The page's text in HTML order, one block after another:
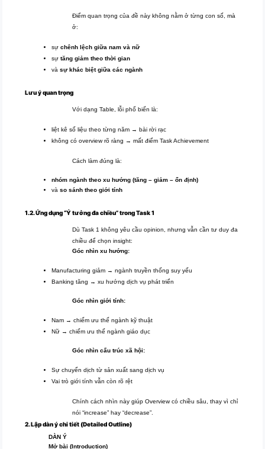
Điểm quan trọng của đề này không nằm ở từng con số, mà
ở:
sựchênh lệch giữa nam và nữ
sựtăng giảm theo thời gian
vàsự khác biệt giữa các ngành
Lưu ý quan trọng
Với dạng Table, lỗi phổ biến là:
liệt kê số liệu theo từng năm → bài rời rạc
không có overview rõ ràng → mất điểm Task Achievement
Cách làm đúng là:
nhóm ngành theo xu hướng (tăng – giảm – ổn định)
vàso sánh theo giới tính
1.2. Ứng dụng “Ý tưởng đa chiều” trong Task 1
Dù Task 1 không yêu cầu opinion, nhưng vẫn cần tư duy đa
chiều để chọn insight:
Góc nhìn xu hướng:
Manufacturing giảm → ngành truyền thống suy yếu
Banking tăng → xu hướng dịch vụ phát triển
Góc nhìn giới tính:
Nam → chiếm ưu thế ngành kỹ thuật
Nữ → chiếm ưu thế ngành giáo dục
Góc nhìn cấu trúc xã hội:
Sự chuyển dịch từ sản xuất sang dịch vụ
Vai trò giới tính vẫn còn rõ rệt
Chính cách nhìn này giúp Overview có chiều sâu, thay vì chỉ
nói “increase” hay “decrease”.
2. Lập dàn ý chi tiết (Detailed Outline)
DÀN Ý
Mở bài (Introduction)